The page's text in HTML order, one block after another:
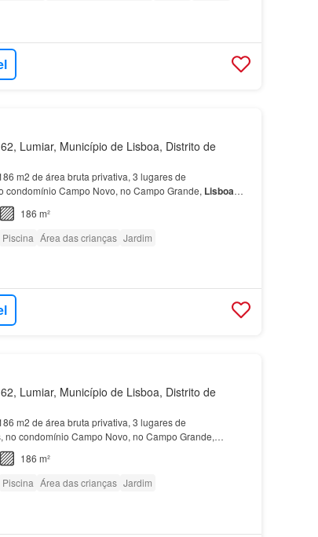
Lumiar, Município de Lisboa, Distrito de
m2 de área bruta privativa, 3 lugares de
condomínio Campo Novo, no Campo Grande, Lisboa…
186 m²
Piscina Área das crianças Jardim
Lumiar, Município de Lisboa, Distrito de
m2 de área bruta privativa, 3 lugares de
no condomínio Campo Novo, no Campo Grande,
186 m²
Piscina Área das crianças Jardim